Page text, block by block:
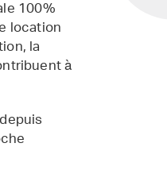
100%
location
la
à